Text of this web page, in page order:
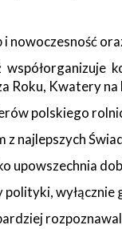
nowoczesność
współorganizuje
Roku, Kwatery na
polskiego
z najlepszych
upowszechnia
polityki,